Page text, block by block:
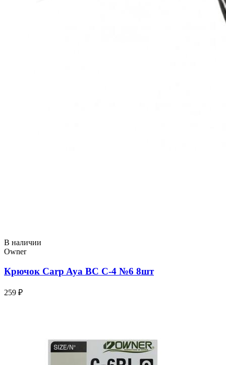
В наличии
Owner
Крючок Carp Aya BC C-4 №6 8шт
259 ₽